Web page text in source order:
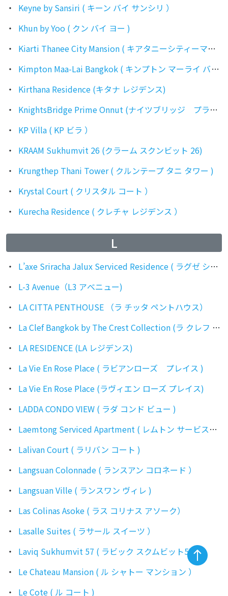
Keyne by Sansiri ( キーン バイ サンシリ ）
Khun by Yoo ( クン バイ ヨー )
Kiarti Thanee City Mansion ( キアタニーシティーマンション )
Kimpton Maa-Lai Bangkok ( キンプトン マーライ バンコク )
Kirthana Residence (キタナ レジデンス)
KnightsBridge Prime Onnut (ナイツブリッジ プライム オンヌット)
KP Villa ( KP ビラ ）
KRAAM Sukhumvit 26 (クラーム スクンビット 26)
Krungthep Thani Tower ( クルンテープ タニ タワー )
Krystal Court ( クリスタル コート ）
Kurecha Residence ( クレチャ レジデンス ）
L
L’axe Sriracha Jalux Serviced Residence ( ラグゼ シラチャ ジャルックス サービスレジデンス )
L-3 Avenue（L3 アべニュー)
LA CITTA PENTHOUSE （ラ チッタ ペントハウス）
La Clef Bangkok by The Crest Collection (ラ クレフ バンコク バイ ザ クレスト コレクション)
LA RESIDENCE (LA レジデンス)
La Vie En Rose Place ( ラビアンローズ プレイス )
La Vie En Rose Place (ラヴィエン ローズ プレイス)
LADDA CONDO VIEW ( ラダ コンド ビュー )
Laemtong Serviced Apartment ( レムトン サービスアパートメント )
Lalivan Court ( ラリバン コート )
Langsuan Colonnade ( ランスアン コロネード ）
Langsuan Ville ( ランスワン ヴィレ )
Las Colinas Asoke ( ラス コリナス アソーク）
Lasalle Suites ( ラサール スイーツ ）
Laviq Sukhumvit 57 ( ラビック スクムビット57 )
Le Chateau Mansion ( ル シャトー マンション ）
Le Cote ( ル コート )